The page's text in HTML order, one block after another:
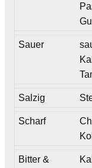
Sauer
Salzig
Scharf
Bitter &